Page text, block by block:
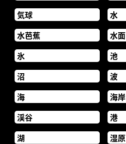
気球
水
水芭蕉
水面
氷
池
沼
波
海
海岸
渓谷
港
湖
湿原